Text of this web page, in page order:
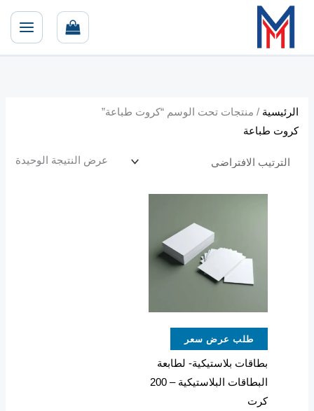
تخطي
المحتوى
ع
الرئيسية / منتجات تحت الوسم “كروت طباعة”
كروت طباعة
عرض النتيجة الوحيدة
طلب عرض سعر
بطاقات بلاستيكية- لطابعة
البطاقات البلاستيكية – 200
كرت​